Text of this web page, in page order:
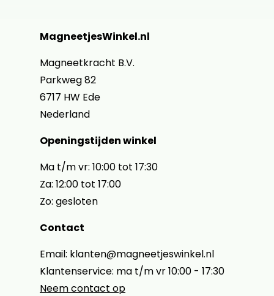
MagneetjesWinkel.nl
Magneetkracht B.V.
Parkweg 82
6717 HW Ede
Nederland
Openingstijden winkel
Ma t/m vr: 10:00 tot 17:30
Za: 12:00 tot 17:00
Zo: gesloten
Contact
Email: klanten@magneetjeswinkel.nl
Klantenservice: ma t/m vr 10:00 - 17:30
Neem contact op